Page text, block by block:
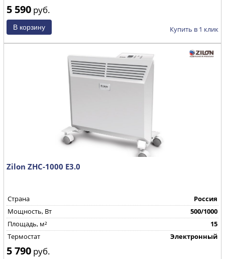
5 590 руб.
Купить в 1 клик
Zilon ZHC-1000 Е3.0
Страна
Россия
Mощность, Вт
500/1000
Площадь, м²
15
Термостат
Электронный
5 790 руб.